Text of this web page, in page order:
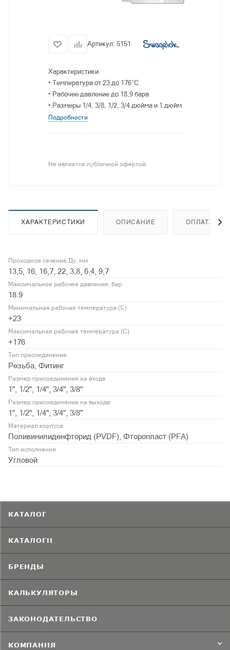
Артикул: 5151
Характеристики
• Температура от 23 до 176°C
• Рабочее давление до 18,9 бара
• Размеры 1/4, 3/8, 1/2, 3/4 дюйма и 1 дюйм
Подробности
Не является публичной офертой.
ХАРАКТЕРИСТИКИ ОПИСАНИЕ ОПЛАТА
Проходное сечение Ду, мм
13,5, 16, 16,7, 22, 3,8, 6,4, 9,7
Максимальное рабочее давление, бар
18.9
Минимальная рабочая температура (С)
+23
Максимальная рабочая температура (С)
+176
Тип присоединения
Резьба, Фитинг
Размер присоединения на входе
1", 1/2", 1/4", 3/4", 3/8"
Размер присоединения на выходе
1", 1/2", 1/4", 3/4", 3/8"
Материал корпуса
Поливинилиденфторид (PVDF), Фторопласт (PFA)
Тип исполнения
Угловой
КАТАЛОГ
КАТАЛОГИ
БРЕНДЫ
КАЛЬКУЛЯТОРЫ
ЗАКОНОДАТЕЛЬСТВО
КОМПАНИЯ